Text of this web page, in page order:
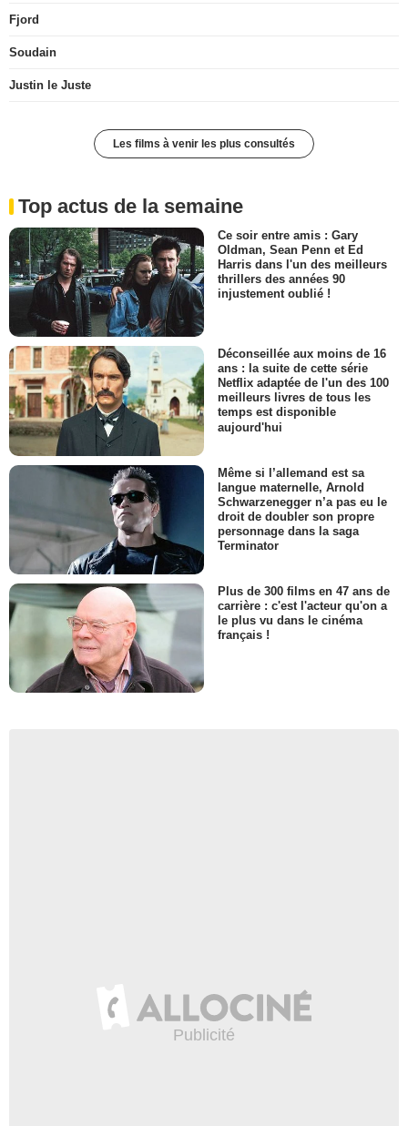
Fjord
Soudain
Justin le Juste
Les films à venir les plus consultés
Top actus de la semaine
Ce soir entre amis : Gary
Oldman, Sean Penn et Ed
Harris dans l'un des meilleurs
thrillers des années 90
injustement oublié !
Déconseillée aux moins de 16
ans : la suite de cette série
Netflix adaptée de l'un des 100
meilleurs livres de tous les
temps est disponible
aujourd'hui
Même si l’allemand est sa
langue maternelle, Arnold
Schwarzenegger n’a pas eu le
droit de doubler son propre
personnage dans la saga
Terminator
Plus de 300 films en 47 ans de
carrière : c'est l'acteur qu'on a
le plus vu dans le cinéma
français !